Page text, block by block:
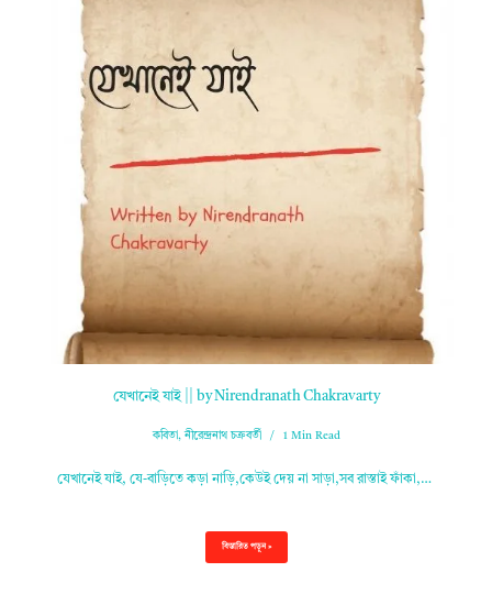
যেখানেই যাই || by Nirendranath Chakravarty
কবিতা,নীরেন্দ্রনাথ চক্রবর্তী 1 Min Read
যেখানেই যাই, যে-বাড়িতে কড়া নাড়ি,কেউই দেয় না সাড়া,সব রাস্তাই ফাঁকা,…
বিস্তারিত পড়ুন »